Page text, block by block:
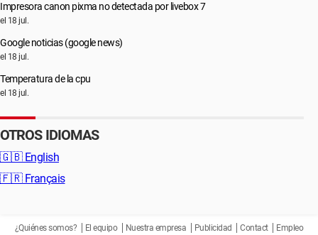
Impresora canon pixma no detectada por livebox 7
el 18 jul.
Google noticias (google news)
el 18 jul.
Temperatura de la cpu
el 18 jul.
OTROS IDIOMAS
🇬🇧 English
🇫🇷 Français
¿Quiénes somos? El equipo Nuestra empresa Publicidad Contact Empleo